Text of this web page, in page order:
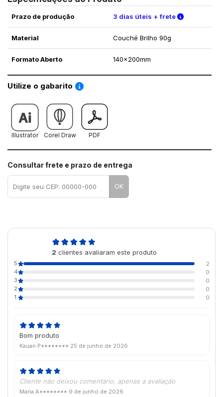
Prazo de produção 3 dias úteis + frete Verifique
Material Couché Brilho 90g
Formato Aberto 140x200mm
Utilize o gabarito Saiba como utilizar os nossos gabaritos
Illustrator Corel Draw PDF
Consultar frete e prazo de entrega
OK
2 clientes avaliaram este produto
5
2
4
0
3
0
2
0
1
0
Bom produto
Kauan P******** 25 de junho de 2026
Cliente não deixou comentário, apenas a avaliação
Maria A******** 9 de junho de 2026